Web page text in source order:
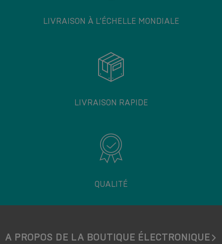
LIVRAISON À L’ÉCHELLE MONDIALE
LIVRAISON RAPIDE
QUALITÉ
A PROPOS DE LA BOUTIQUE ÉLECTRONIQUE